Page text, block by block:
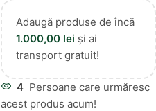
Adaugă produse de încă
1.000,00 lei și ai
transport gratuit!
4 Persoane care urmăresc
acest produs acum!